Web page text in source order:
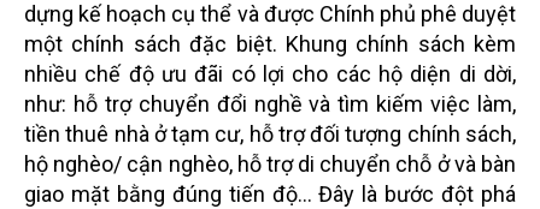
dựng kế hoạch cụ thể và được Chính phủ phê duyệt
một chính sách đặc biệt. Khung chính sách kèm
nhiều chế độ ưu đãi có lợi cho các hộ diện di dời,
như: hỗ trợ chuyển đổi nghề và tìm kiếm việc làm,
tiền thuê nhà ở tạm cư, hỗ trợ đối tượng chính sách,
hộ nghèo/ cận nghèo, hỗ trợ di chuyển chỗ ở và bàn
giao mặt bằng đúng tiến độ... Đây là bước đột phá